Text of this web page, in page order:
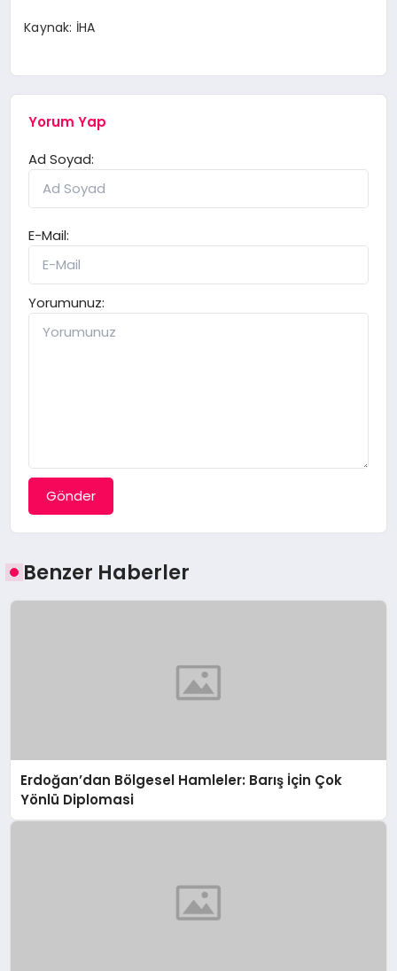
Kaynak: İHA
Yorum Yap
Ad Soyad:
E-Mail:
Yorumunuz:
Gönder
Benzer Haberler
Erdoğan’dan Bölgesel Hamleler: Barış İçin Çok
Yönlü Diplomasi